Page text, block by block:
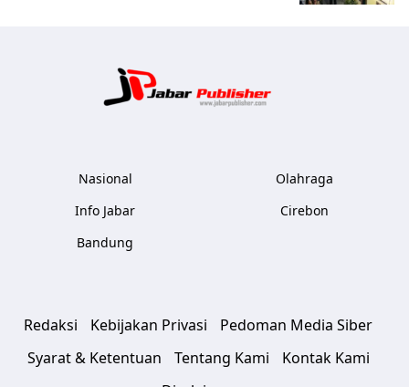
Nasional
Info Jabar
Bandung
Olahraga
Cirebon
Redaksi Kebijakan Privasi
Pedoman Media Siber
Syarat & Ketentuan
Tentang Kami
Kontak Kami